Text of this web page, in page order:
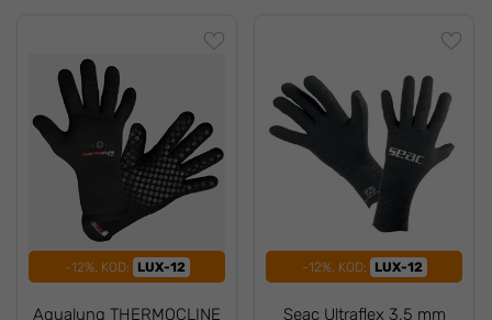
-12%, KOD: LUX-12
Aqualung THERMOCLINE
-12%, KOD: LUX-12
Seac Ultraflex 3,5 mm